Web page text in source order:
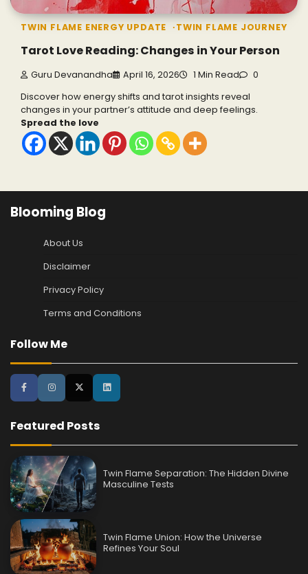
TWIN FLAME ENERGY UPDATE TWIN FLAME JOURNEY
Tarot Love Reading: Changes in Your Person
Guru Devanandha April 16, 2026 1 Min Read 0
Discover how energy shifts and tarot insights reveal
changes in your partner’s attitude and deep feelings.
Spread the love
Blooming Blog
About Us
Disclaimer
Privacy Policy
Terms and Conditions
Follow Me
Featured Posts
Twin Flame Separation: The Hidden Divine
Masculine Tests
Twin Flame Union: How the Universe
Refines Your Soul